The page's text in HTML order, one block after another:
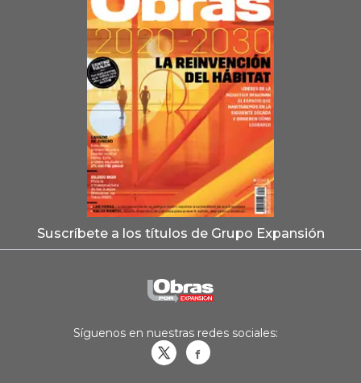
Suscríbete a los títulos de Grupo Expansión
Síguenos en nuestras redes sociales: